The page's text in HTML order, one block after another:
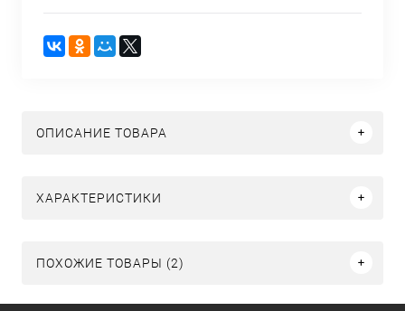
ОПИСАНИЕ ТОВАРА
ХАРАКТЕРИСТИКИ
ПОХОЖИЕ ТОВАРЫ (2)